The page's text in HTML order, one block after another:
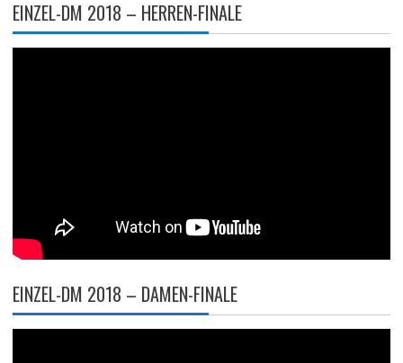
EINZEL-DM 2018 – HERREN-FINALE
EINZEL-DM 2018 – DAMEN-FINALE